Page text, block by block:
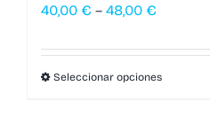
40,00 € – 48,00 €
Seleccionar opciones